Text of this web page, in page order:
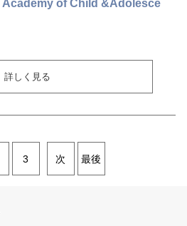
of Child &Adolesce
詳しく見る
3 次 最後